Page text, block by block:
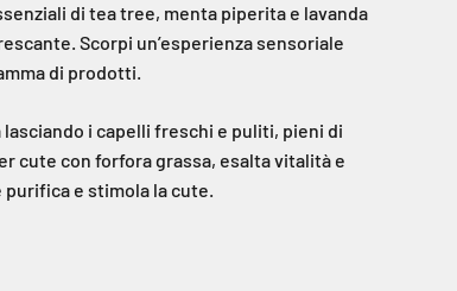
di tea tree, menta piperita e lavanda
Scorpi un’esperienza sensoriale
di prodotti.
i capelli freschi e puliti, pieni di
cute con forfora grassa, esalta vitalità e
e stimola la cute.